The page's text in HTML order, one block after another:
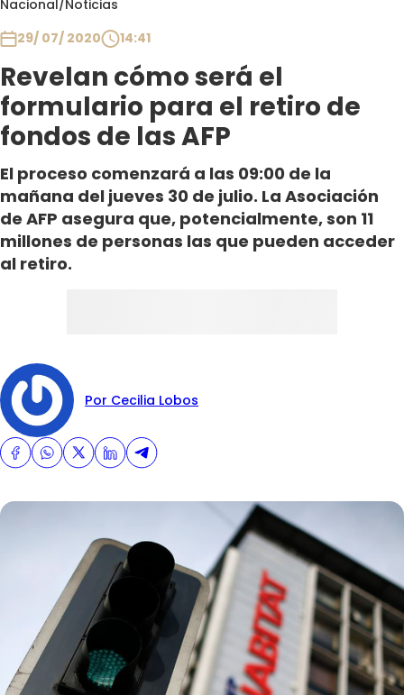
Nacional/Noticias
29/ 07/ 2020
14:41
Revelan cómo será el
formulario para el retiro de
fondos de las AFP
El proceso comenzará a las 09:00 de la
mañana del jueves 30 de julio. La Asociación
de AFP asegura que, potencialmente, son 11
millones de personas las que pueden acceder
al retiro.
Por Cecilia Lobos
Club De La Comedia
Contigo en Directo
Plan Perfecto
El Tiempo
Sabingo
Todos Los Programas